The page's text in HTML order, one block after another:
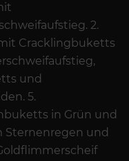
2.
Cracklingbuketts
und
5.
in Grün und
und